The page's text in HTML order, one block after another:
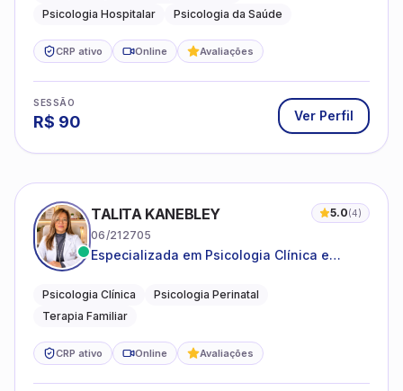
Psicologia Hospitalar
Psicologia da Saúde
CRP ativo Online Avaliações
SESSÃO
R$ 90 Ver Perfil
TALITA KANEBLEY 5.0(4)
06/212705
Especializada em Psicologia Clínica e
famílias
Psicologia Clínica
Psicologia Perinatal
Terapia Familiar
CRP ativo Online Avaliações